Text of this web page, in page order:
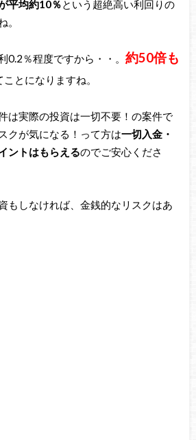
平均約10％という超絶高い利回りの
。
0.2％程度ですから・・。 約50倍も
ことになりますね。
は実際の投資は一切不要！の案件で
クが気になる！って方は一切入金・
ントはもらえるのでご安心くださ
もしなければ、金銭的なリスクはあ